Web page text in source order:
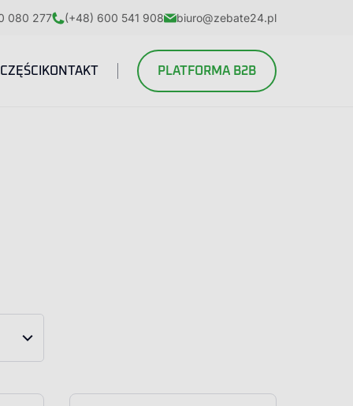
080 277 (+48) 600 541 908 biuro@zebate24.pl
CZĘŚCI KONTAKT PLATFORMA B2B